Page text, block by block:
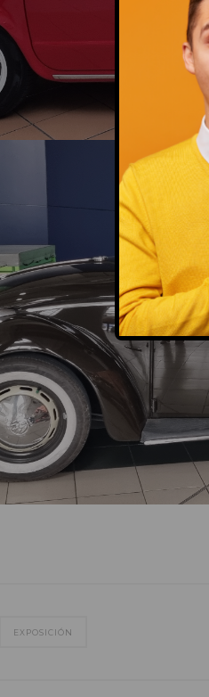
EXPOSICIÓN